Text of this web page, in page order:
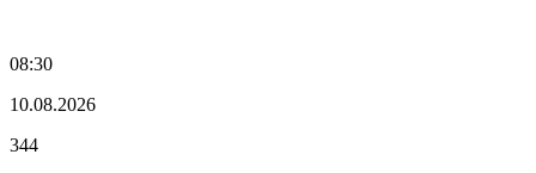
08:30
10.08.2026
344